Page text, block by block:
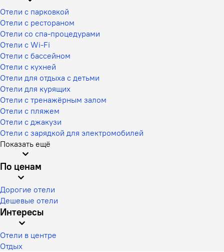
Отели с парковкой
Отели с рестораном
Отели со спа-процедурами
Отели с Wi-Fi
Отели с бассейном
Отели с кухней
Отели для отдыха с детьми
Отели для курящих
Отели с тренажёрным залом
Отели с пляжем
Отели с джакузи
Отели с зарядкой для электромобилей
Показать ещё
По ценам
Дорогие отели
Дешевые отели
Интересы
Отели в центре
Отдых